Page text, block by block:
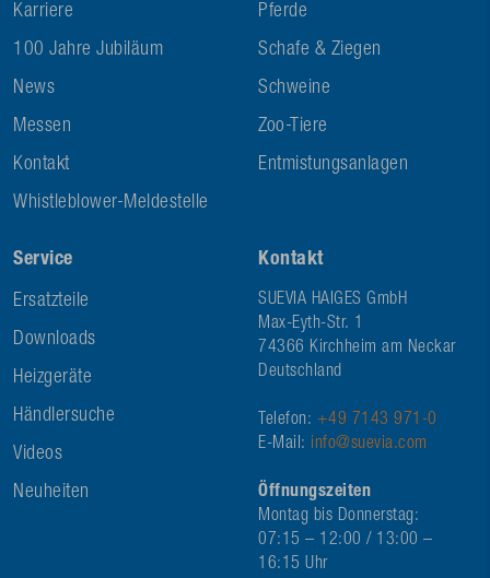
Karriere
100 Jahre Jubiläum
News
Messen
Kontakt
Whistleblower-Meldestelle
Pferde
Schafe & Ziegen
Schweine
Zoo-Tiere
Entmistungsanlagen
Service
Ersatzteile
Downloads
Heizgeräte
Händlersuche
Videos
Neuheiten
Kontakt
SUEVIA HAIGES GmbH
Max-Eyth-Str. 1
74366 Kirchheim am Neckar
Deutschland
Telefon: +49 7143 971-0
E-Mail: info@suevia.com
Öffnungszeiten
Montag bis Donnerstag:
07:15 – 12:00 / 13:00 –
16:15 Uhr